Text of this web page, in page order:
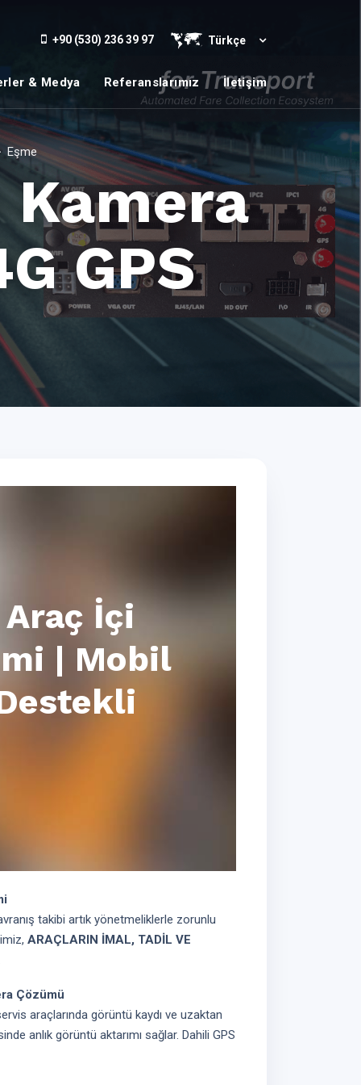
+90 (530) 236 39 97 Türkçe
& Medya Referanslarımız İletişim
Eşme
Kamera
GPS
Araç İçi
| Mobil
takibi artık yönetmeliklerle zorunlu
ARAÇLARIN İMAL, TADİL VE
Çözümü
araçlarında görüntü kaydı ve uzaktan
anlık görüntü aktarımı sağlar. Dahili GPS